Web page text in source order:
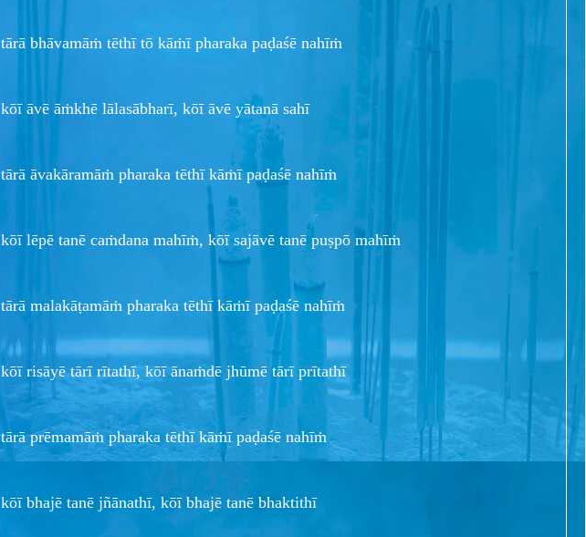
tārā bhāvamāṁ tēthī tō kāṁī pharaka paḍaśē nahīṁ
kōī āvē āṁkhē lālasābharī, kōī āvē yātanā sahī
tārā āvakāramāṁ pharaka tēthī kāṁī paḍaśē nahīṁ
kōī lēpē tanē caṁdana mahīṁ, kōī sajāvē tanē puṣpō mahīṁ
tārā malakāṭamāṁ pharaka tēthī kāṁī paḍaśē nahīṁ
kōī risāyē tārī rītathī, kōī ānaṁdē jhūmē tārī prītathī
tārā prēmamāṁ pharaka tēthī kāṁī paḍaśē nahīṁ
kōī bhajē tanē jñānathī, kōī bhajē tanē bhaktithī